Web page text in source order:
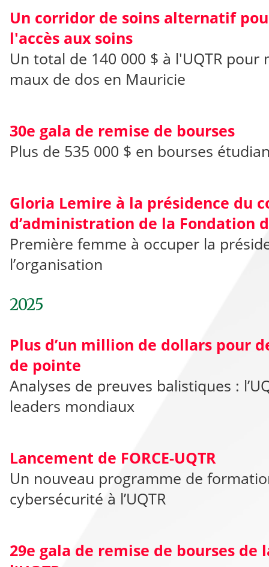
Un corridor de soins alternatif
l'accès aux soins
Un total de 140 000 $ à l'UQTR pour
maux de dos en Mauricie
30e gala de remise de bourses
Plus de 535 000 $ en bourses
Gloria Lemire à la présidence du
d’administration de la Fondation
Première femme à occuper la
l’organisation
2025
Plus d’un million de dollars pour
de pointe
Analyses de preuves balistiques :
leaders mondiaux
Lancement de FORCE-UQTR
Un nouveau programme de
cybersécurité à l’UQTR
29e gala de remise de bourses de